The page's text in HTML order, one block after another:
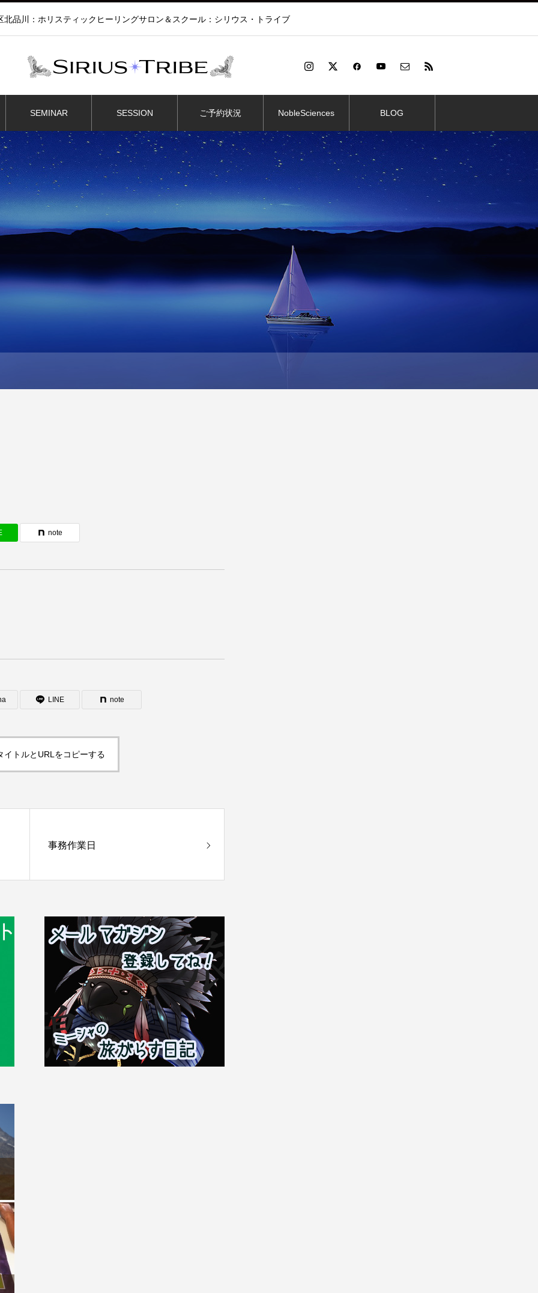
北品川：ホリスティックヒーリングサロン＆スクール：シリウス・トライブ
SEMINAR SESSION ご予約状況 NobleSciences BLOG
note
LINE note
イトルとURLをコピーする
事務作業日